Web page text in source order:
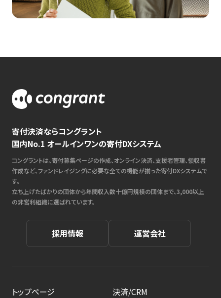
寄付決済ならコングラント
国内No.1 オールインワンの寄付DXシステム
コングラントは、寄付募集ページの作成、オンライン決済、支援者管理、領収書
作成など、ファンドレイジングに必要な全ての機能が揃った寄付DXシステムで
す。
立ち上げたばかりの団体から年間収入数十億円規模の団体まで、3,000以上
の非営利組織に選ばれています。
採用情報 運営会社
トップページ
決済/CRM